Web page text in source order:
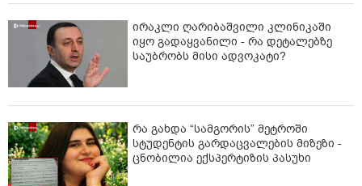
ირაკლი ღარიბაშვილი კლინიკაში
იყო გადაყვანილი - რა დეტალებზე
საუბრობს მისი ადვოკატი?
რა გახდა “სამგორის” მეტროში
სტუდენტის გარდაცვალების მიზეზი -
ცნობილია ექსპერტიზის პასუხი